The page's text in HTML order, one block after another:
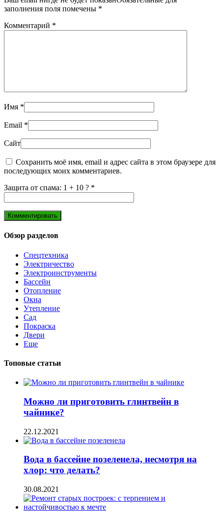
заполнения поля помечены *
Комментарий *
Имя *
Email *
Сайт
Сохранить моё имя, email и адрес сайта в этом браузере для
последующих моих комментариев.
Защита от спама: 1 + 10 ? *
Обзор разделов
Спецтехника
Электричество
Электроинструменты
Бассейн
Отопление
Окна
Утепление
Сад
Покраска
Двери
Еще
Топовые статьи
Можно ли приготовить глинтвейн в
чайнике?
22.12.2021
Вода в бассейне позеленела, несмотря на
хлор: что делать?
30.08.2021